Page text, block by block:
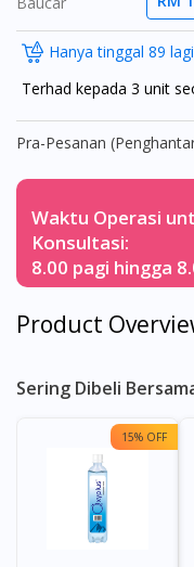
Hanya tinggal 89
Terhad kepada 3 unit
Pra-Pesanan
Waktu Operasi
Konsultasi:
8.00 pagi hingga
Product
Sering Dibeli
15% OFF